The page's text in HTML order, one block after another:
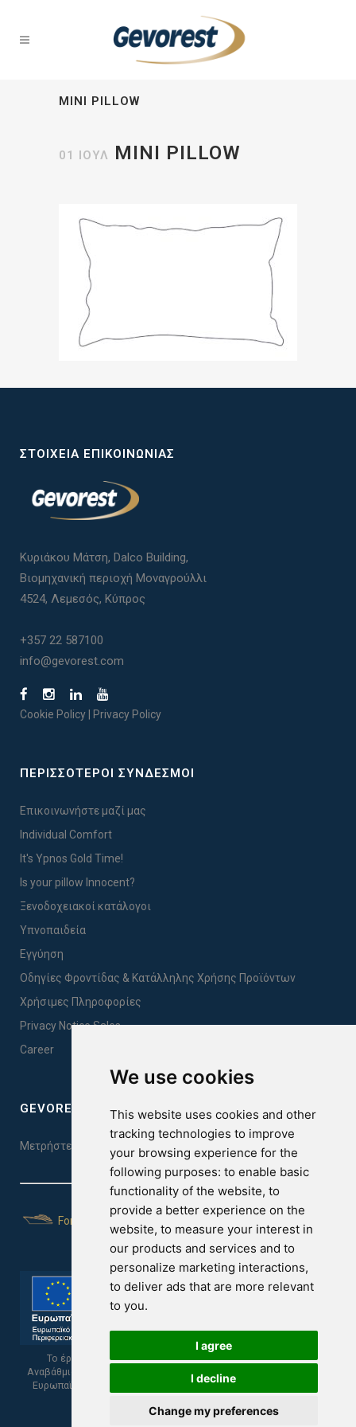
We use cookies
This website uses cookies and other
tracking technologies to improve
your browsing experience for the
following purposes: to enable basic
functionality of the website, to
provide a better experience on the
website, to measure your interest in
our products and services and to
personalize marketing interactions,
to deliver ads that are more relevant
to you.
I agree
I decline
Change my preferences
MINI PILLOW
01 ΙΟΎΛ MINI PILLOW
ΣΤΟΙΧΕΊΑ ΕΠΙΚΟΙΝΩΝΊΑΣ
Κυριάκου Μάτση, Dalco Building,
Βιομηχανική περιοχή Μοναγρούλλι
4524, Λεμεσός, Κύπρος
+357 22 587100
info@gevorest.com
Cookie Policy Privacy Policy
ΠΕΡΙΣΣΟΤΕΡΟΙ ΣΥΝΔΕΣΜΟΙ
Επικοινωνήστε μαζί μας
Individual Comfort
It's Ypnos Gold Time!
Is your pillow Innocent?
Ξενοδοχειακοί κατάλογοι
Υπνοπαιδεία
Εγγύηση
Οδηγίες Φροντίδας & Κατάλληλης Χρήσης Προϊόντων
Χρήσιμες Πληροφορίες
Privacy Notice Sales
Career
GEVOREST SLEEP QUALITY INDEX
Μετρήστε την ποιότητα του ύπνου σας. Κάντε το τεστ εδώ!
For Yachts
Το έργο υποβλήθηκε στα πλαίσια του Σχεδίου Ψηφιακής
Αναβάθμισης των Επιχειρήσεων και συγχρηματοδοτείται από το
Ευρωπαϊκό Ταμείο Περιφερειακής Ανάπτυξης και την Κυπριακή